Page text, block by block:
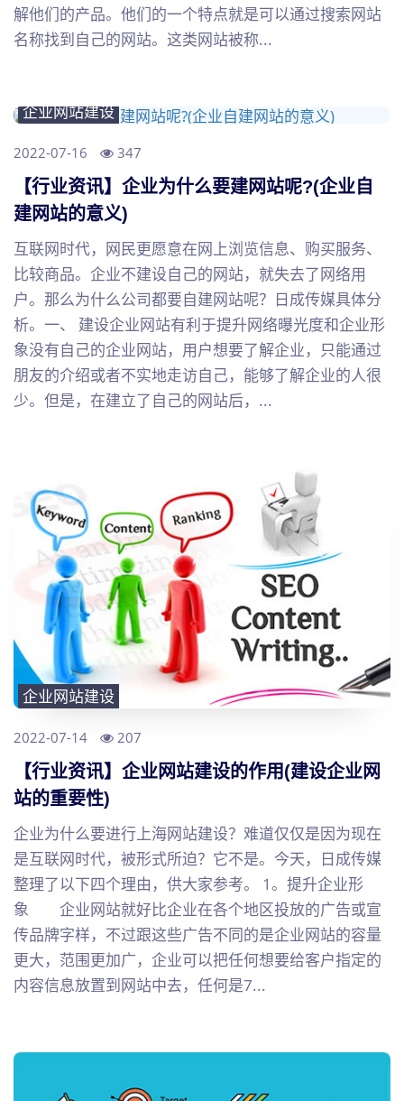
解他们的产品。他们的一个特点就是可以通过搜索网站
名称找到自己的网站。这类网站被称...
企业网站建设
2022-07-16 347
【行业资讯】企业为什么要建网站呢?(企业自
建网站的意义)
互联网时代，网民更愿意在网上浏览信息、购买服务、
比较商品。企业不建设自己的网站，就失去了网络用
户。那么为什么公司都要自建网站呢？日成传媒具体分
析。一、 建设企业网站有利于提升网络曝光度和企业形
象没有自己的企业网站，用户想要了解企业，只能通过
朋友的介绍或者不实地走访自己，能够了解企业的人很
少。但是，在建立了自己的网站后，...
企业网站建设
2022-07-14 207
【行业资讯】企业网站建设的作用(建设企业网
站的重要性)
企业为什么要进行上海网站建设？难道仅仅是因为现在
是互联网时代，被形式所迫？它不是。今天，日成传媒
整理了以下四个理由，供大家参考。 1。提升企业形
象 企业网站就好比企业在各个地区投放的广告或宣
传品牌字样，不过跟这些广告不同的是企业网站的容量
更大，范围更加广，企业可以把任何想要给客户指定的
内容信息放置到网站中去，任何是7...